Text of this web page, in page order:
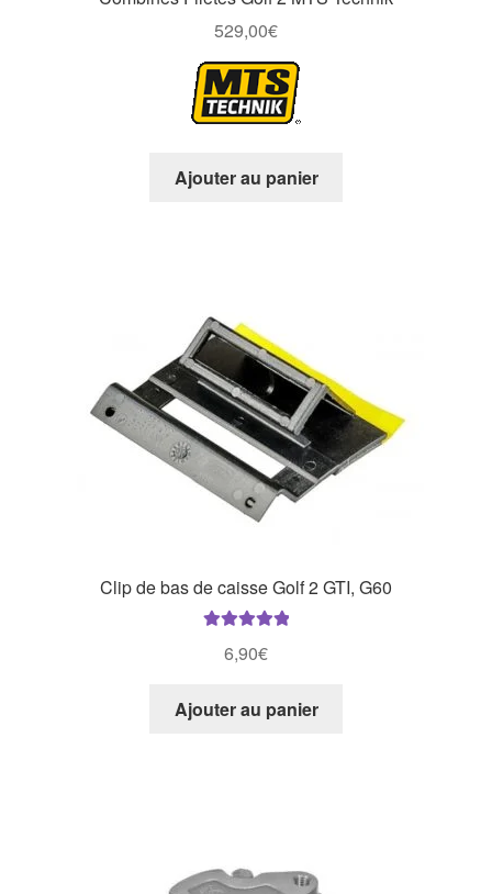
529,00€
Ajouter au panier
Clip de bas de caisse Golf 2 GTI, G60
6,90€
Ajouter au panier